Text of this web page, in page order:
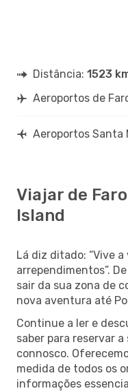
Distância: 1523
Aeroportos de
Aeroportos Santa
Viajar de
Island
Lá diz ditado: “Vive
arrependimentos”.
sair da sua zona de
nova aventura até
Continue a ler e
saber para reservar
connosco.
medida de todos os
informações